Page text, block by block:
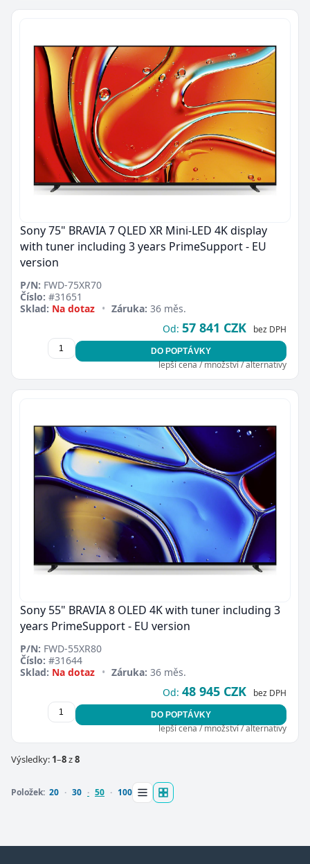
Sony 75" BRAVIA 7 QLED XR Mini-LED 4K display
with tuner including 3 years PrimeSupport - EU
version
P/N: FWD-75XR70
Číslo: #31651
Sklad: Na dotaz • Záruka: 36 měs.
Od: 57 841 CZK bez DPH
DO POPTÁVKY
lepší cena / množství / alternativy
Sony 55" BRAVIA 8 OLED 4K with tuner including 3
years PrimeSupport - EU version
P/N: FWD-55XR80
Číslo: #31644
Sklad: Na dotaz • Záruka: 36 měs.
Od: 48 945 CZK bez DPH
DO POPTÁVKY
lepší cena / množství / alternativy
Výsledky: 1–8z8
Položek: 20 30 50 100